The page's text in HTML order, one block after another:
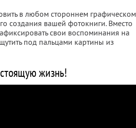
в любом стороннем графическом
создания вашей фотокниги. Вместо
свои воспоминания на
под пальцами картины из
жизнь!